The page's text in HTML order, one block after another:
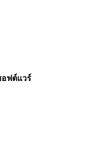
ฟต์แวร์